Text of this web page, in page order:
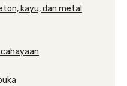
kayu, dan metal